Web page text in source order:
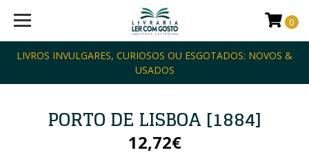
LIVROS INVULGARES, CURIOSOS OU ESGOTADOS: NOVOS &
USADOS
0
PORTO DE LISBOA [1884]
12,72€